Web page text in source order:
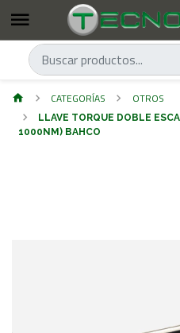
CATEGORÍAS OTROS
LLAVE TORQUE DOBLE
1000NM) BAHCO